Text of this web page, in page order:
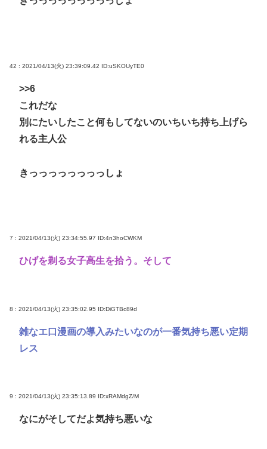
42 : 2021/04/13(火) 23:39:09.42 ID:uSKOUyTE0
>>6
これだな
別にたいしたこと何もしてないのいちいち持ち上げら
れる主人公
きっっっっっっっっしょ
7 : 2021/04/13(火) 23:34:55.97 ID:4n3hoCWKM
ひげを剃る女子高生を拾う。そして
8 : 2021/04/13(火) 23:35:02.95 ID:DiGTBc89d
雑なエ口漫画の導入みたいなのが一番気持ち悪い定期
レス
9 : 2021/04/13(火) 23:35:13.89 ID:xRAMdgZ/M
なにがそしてだよ気持ち悪いな